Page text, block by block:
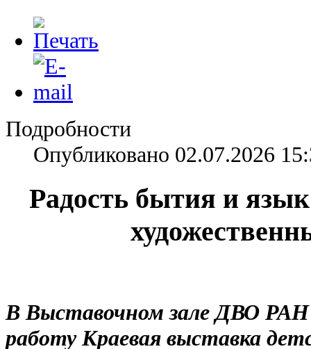
Подробности
Опубликовано 02.07.2026
Радость бытия и язык
В Выставочном зале ДВО
работу Краевая выставка